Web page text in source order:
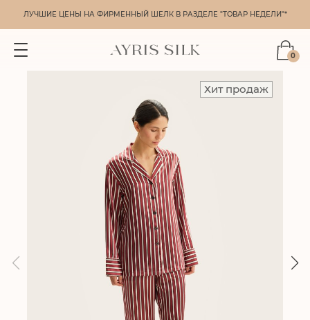
ЛУЧШИЕ ЦЕНЫ НА ФИРМЕННЫЙ ШЕЛК В РАЗДЕЛЕ "ТОВАР НЕДЕЛИ"*
0
Хит продаж